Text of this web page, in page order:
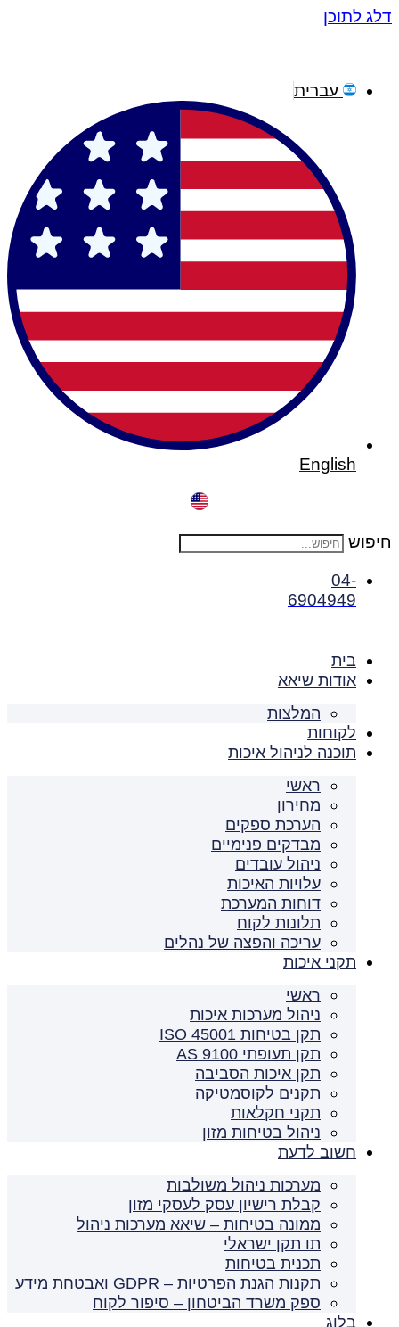
דלג לתוכן
עברית
English
חיפוש
04-
6904949
בית
אודות שיאא
המלצות
לקוחות
תוכנה לניהול איכות
ראשי
מחירון
הערכת ספקים
מבדקים פנימיים
ניהול עובדים
עלויות האיכות
דוחות המערכת
תלונות לקוח
עריכה והפצה של נהלים
תקני איכות
ראשי
ניהול מערכות איכות
תקן בטיחות ISO 45001
תקן תעופתי AS 9100
תקן איכות הסביבה
תקנים לקוסמטיקה
תקני חקלאות
ניהול בטיחות מזון
חשוב לדעת
מערכות ניהול משולבות
קבלת רישיון עסק לעסקי מזון
ממונה בטיחות – שיאא מערכות ניהול
תו תקן ישראלי
תכנית בטיחות
תקנות הגנת הפרטיות – GDPR ואבטחת מידע
ספק משרד הביטחון – סיפור לקוח
בלוג